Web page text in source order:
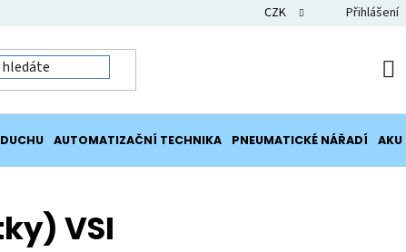
CZK Přihlášení
AUTOMATIZAČNÍ TECHNIKA PNEUMATICKÉ NÁŘADÍ AKU
VSI